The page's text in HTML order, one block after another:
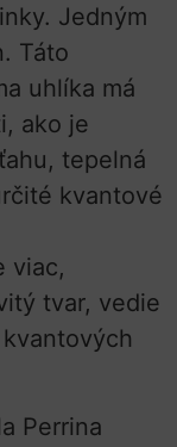
Jedným
Táto
uhlíka má
ako je
tepelná
kvantové
viac,
tvar, vedie
Perrina